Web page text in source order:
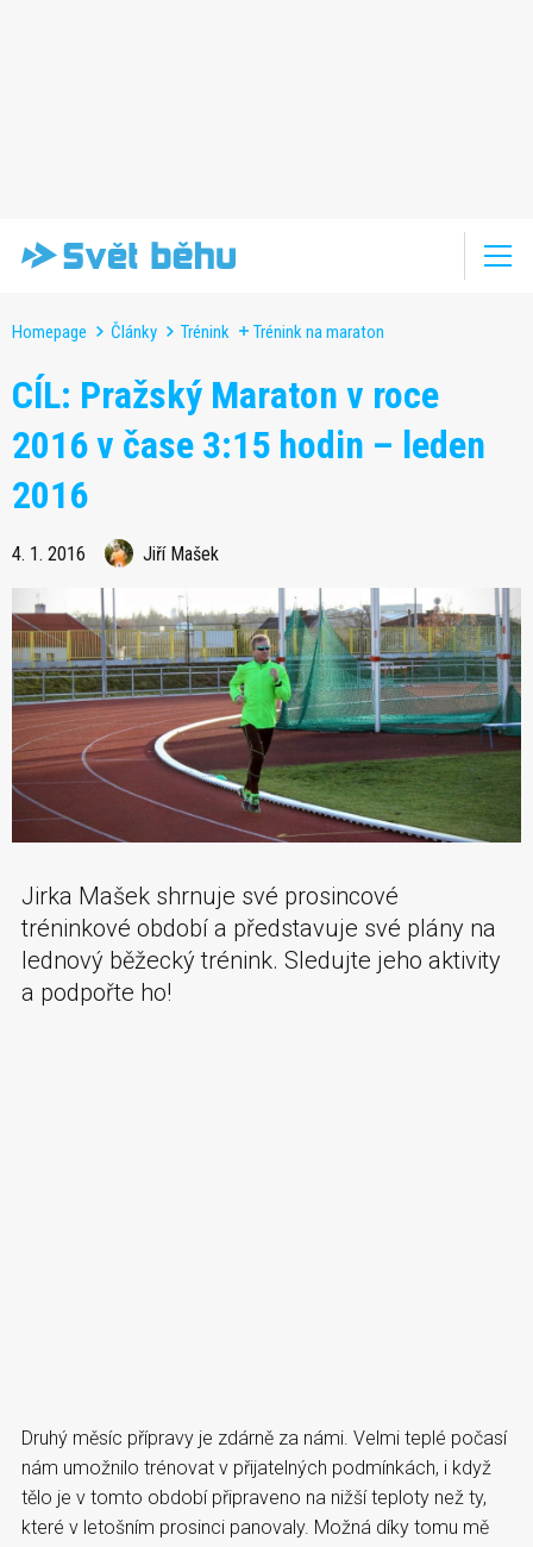
Homepage Články Trénink Trénink na maraton
CÍL: Pražský Maraton v roce
2016 v čase 3:15 hodin – leden
2016
4. 1. 2016 Jiří Mašek
Jirka Mašek shrnuje své prosincové
tréninkové období a představuje své plány na
lednový běžecký trénink. Sledujte jeho aktivity
a podpořte ho!
Druhý měsíc přípravy je zdárně za námi. Velmi teplé počasí
nám umožnilo trénovat v přijatelných podmínkách, i když
tělo je v tomto období připraveno na nižší teploty než ty,
které v letošním prosinci panovaly. Možná díky tomu mě